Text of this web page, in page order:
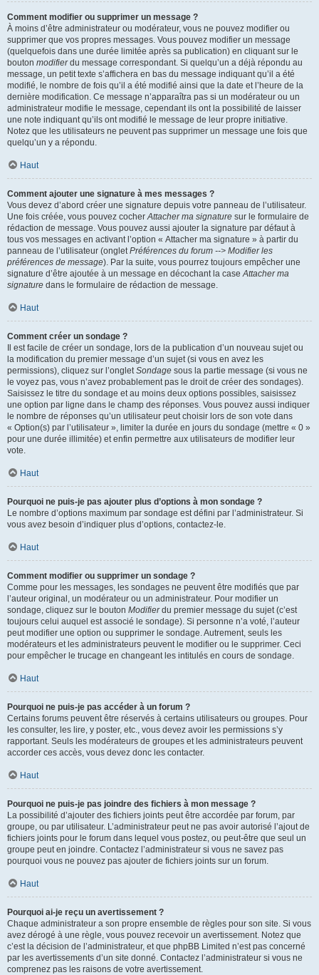
Comment modifier ou supprimer un message ?
À moins d’être administrateur ou modérateur, vous ne pouvez modifier ou
supprimer que vos propres messages. Vous pouvez modifier un message
(quelquefois dans une durée limitée après sa publication) en cliquant sur le
bouton modifierdu message correspondant. Si quelqu’un a déjà répondu au
message, un petit texte s’affichera en bas du message indiquant qu’il a été
modifié, le nombre de fois qu’il a été modifié ainsi que la date et l’heure de la
dernière modification. Ce message n’apparaîtra pas si un modérateur ou un
administrateur modifie le message, cependant ils ont la possibilité de laisser
une note indiquant qu’ils ont modifié le message de leur propre initiative.
Notez que les utilisateurs ne peuvent pas supprimer un message une fois que
quelqu’un y a répondu.
Haut
Comment ajouter une signature à mes messages ?
Vous devez d’abord créer une signature depuis votre panneau de l’utilisateur.
Une fois créée, vous pouvez cocherAttacher ma signature sur le formulaire de
rédaction de message. Vous pouvez aussi ajouter la signature par défaut à
tous vos messages en activant l’option « Attacher ma signature » à partir du
panneau de l’utilisateur (ongletPréférences du forum --> Modifier les
préférences de message). Par la suite, vous pourrez toujours empêcher une
signature d’être ajoutée à un message en décochant la caseAttacher ma
signature dans le formulaire de rédaction de message.
Haut
Comment créer un sondage ?
Il est facile de créer un sondage, lors de la publication d’un nouveau sujet ou
la modification du premier message d’un sujet (si vous en avez les
permissions), cliquez sur l’ongletSondage sous la partie message (si vous ne
le voyez pas, vous n’avez probablement pas le droit de créer des sondages).
Saisissez le titre du sondage et au moins deux options possibles, saisissez
une option par ligne dans le champ des réponses. Vous pouvez aussi indiquer
le nombre de réponses qu’un utilisateur peut choisir lors de son vote dans
« Option(s) par l’utilisateur », limiter la durée en jours du sondage (mettre « 0 »
pour une durée illimitée) et enfin permettre aux utilisateurs de modifier leur
vote.
Haut
Pourquoi ne puis-je pas ajouter plus d’options à mon sondage ?
Le nombre d’options maximum par sondage est défini par l’administrateur. Si
vous avez besoin d’indiquer plus d’options, contactez-le.
Haut
Comment modifier ou supprimer un sondage ?
Comme pour les messages, les sondages ne peuvent être modifiés que par
l’auteur original, un modérateur ou un administrateur. Pour modifier un
sondage, cliquez sur le bouton Modifierdu premier message du sujet (c’est
toujours celui auquel est associé le sondage). Si personne n’a voté, l’auteur
peut modifier une option ou supprimer le sondage. Autrement, seuls les
modérateurs et les administrateurs peuvent le modifier ou le supprimer. Ceci
pour empêcher le trucage en changeant les intitulés en cours de sondage.
Haut
Pourquoi ne puis-je pas accéder à un forum ?
Certains forums peuvent être réservés à certains utilisateurs ou groupes. Pour
les consulter, les lire, y poster, etc., vous devez avoir les permissions s’y
rapportant. Seuls les modérateurs de groupes et les administrateurs peuvent
accorder ces accès, vous devez donc les contacter.
Haut
Pourquoi ne puis-je pas joindre des fichiers à mon message ?
La possibilité d’ajouter des fichiers joints peut être accordée par forum, par
groupe, ou par utilisateur. L’administrateur peut ne pas avoir autorisé l’ajout de
fichiers joints pour le forum dans lequel vous postez, ou peut-être que seul un
groupe peut en joindre. Contactez l’administrateur si vous ne savez pas
pourquoi vous ne pouvez pas ajouter de fichiers joints sur un forum.
Haut
Pourquoi ai-je reçu un avertissement ?
Chaque administrateur a son propre ensemble de règles pour son site. Si vous
avez dérogé à une règle, vous pouvez recevoir un avertissement. Notez que
c’est la décision de l’administrateur, et que phpBB Limited n’est pas concerné
par les avertissements d’un site donné. Contactez l’administrateur si vous ne
comprenez pas les raisons de votre avertissement.